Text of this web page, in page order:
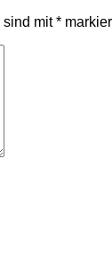
sind mit*